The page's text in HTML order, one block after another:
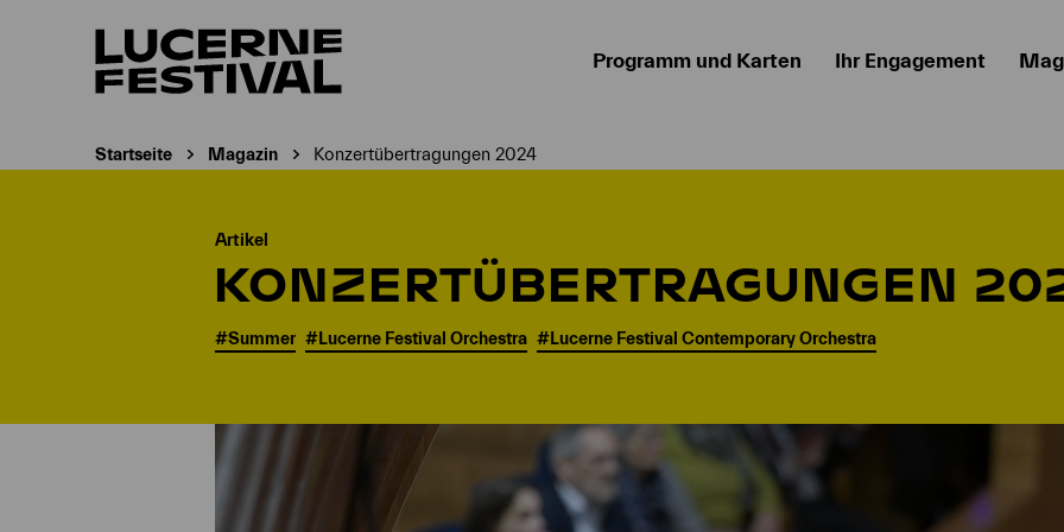
Programm und Karten Ihr Engagement
Startseite Magazin Aktuelle Seite:
Konzertübertragungen 2024
Artikel
KONZERTÜBERTRAGUNGEN
#Summer #Lucerne Festival Orchestra #Lucerne Festival Contemporary Orchestra